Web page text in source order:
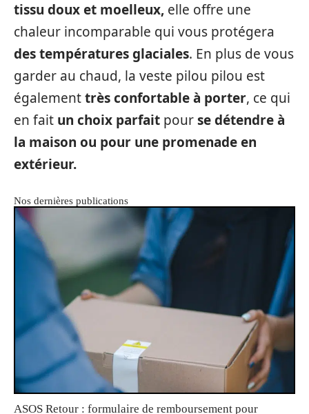
tissu doux et moelleux, elle offre une
chaleur incomparable qui vous protégera
des températures glaciales. En plus de vous
garder au chaud, la veste pilou pilou est
égalementtrès confortable à porter, ce qui
en fait un choix parfait pourse détendre à
la maison ou pour une promenade en
extérieur.
Nos dernières publications
ASOS Retour : formulaire de remboursement pour